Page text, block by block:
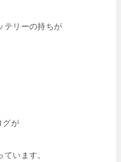
テリーの持ちが
グが
います。